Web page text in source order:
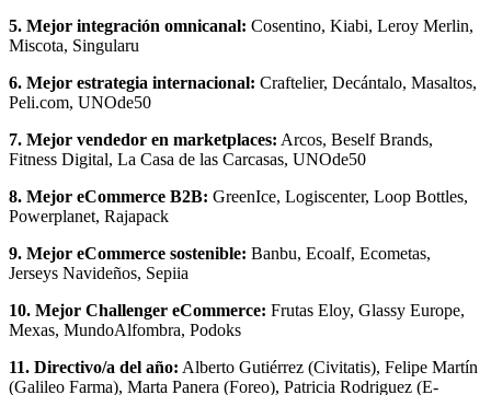
5. Mejor integración omnicanal: Cosentino, Kiabi, Leroy Merlin,
Miscota, Singularu
6. Mejor estrategia internacional: Craftelier, Decántalo, Masaltos,
Peli.com, UNOde50
7. Mejor vendedor en marketplaces: Arcos, Beself Brands,
Fitness Digital, La Casa de las Carcasas, UNOde50
8. Mejor eCommerce B2B: GreenIce, Logiscenter, Loop Bottles,
Powerplanet, Rajapack
9. Mejor eCommerce sostenible: Banbu, Ecoalf, Ecometas,
Jerseys Navideños, Sepiia
10. Mejor Challenger eCommerce: Frutas Eloy, Glassy Europe,
Mexas, MundoAlfombra, Podoks
11. Directivo/a del año: Alberto Gutiérrez (Civitatis), Felipe Martín
(Galileo Farma), Marta Panera (Foreo), Patricia Rodriguez (E-